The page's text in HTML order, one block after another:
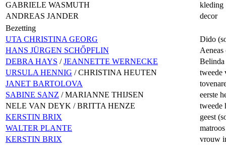
GABRIELE WASMUTH
kleding
ANDREAS JANDER
decor
Bezetting
UTA CHRISTINA GEORG
Dido
HANS JÜRGEN SCHŐPFLIN
Aeneas
DEBRA HAYS /JEANNETTE WERNECKE
Belinda
URSULA HENNIG / CHRISTINA HEUTEN
tweede
JANET BARTOLOVA
SABINE SANZ / MARIANNE THIJSEN
eerste
NELE VAN DEYK / BRITTA HENZE
tweede
KERSTIN BRIX
geest
WALTER PLANTE
KERSTIN BRIX
vrouw